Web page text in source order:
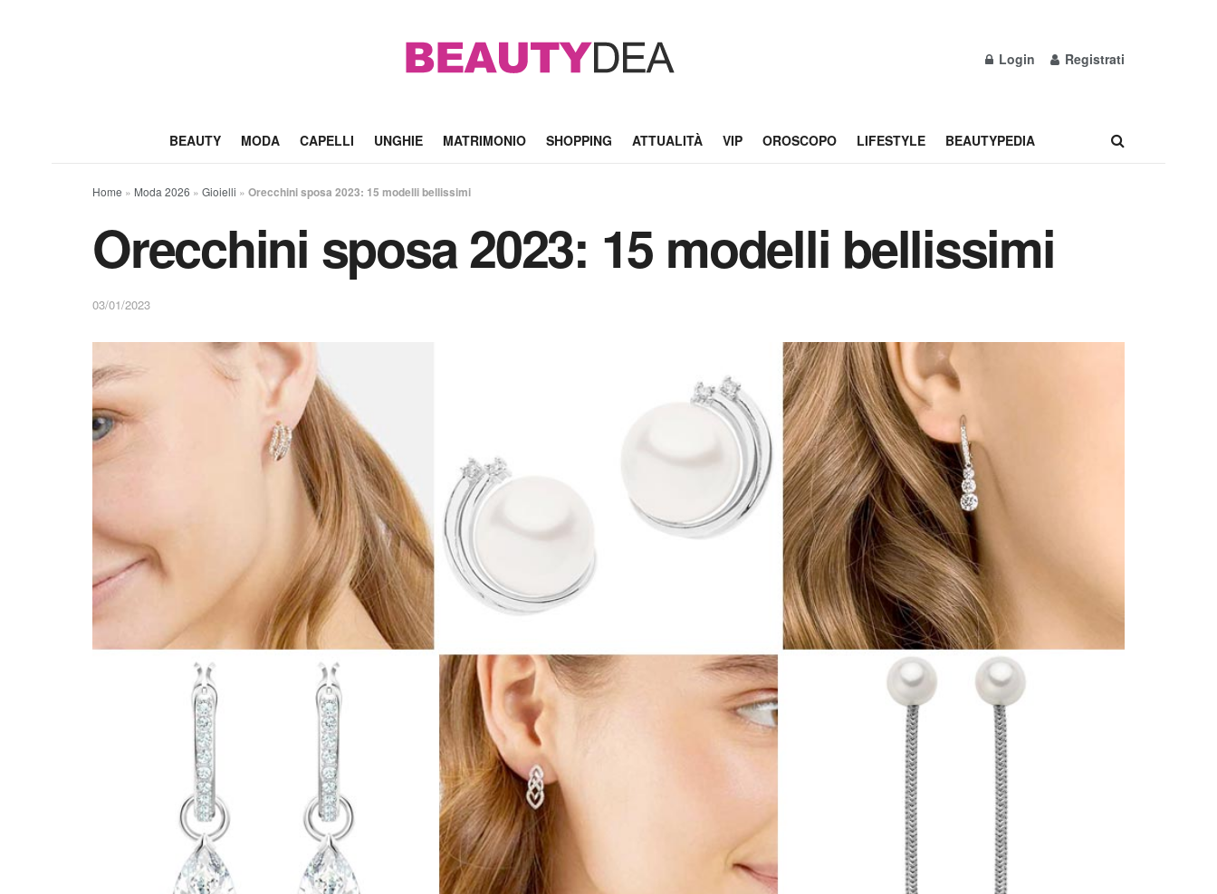
Login Registrati
BEAUTY MODA CAPELLI UNGHIE MATRIMONIO SHOPPING ATTUALITÀ VIP OROSCOPO LIFESTYLE BEAUTYPEDIA
Home » Moda 2026 » Gioielli » Orecchini sposa 2023: 15 modelli bellissimi
Orecchini sposa 2023: 15 modelli bellissimi
03/01/2023